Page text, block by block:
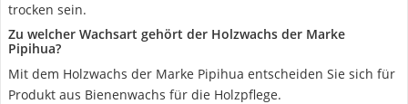
trocken sein.
Zu welcher Wachsart gehört der Holzwachs der Marke
Pipihua?
Mit dem Holzwachs der Marke Pipihua entscheiden Sie sich für
Produkt aus Bienenwachs für die Holzpflege.